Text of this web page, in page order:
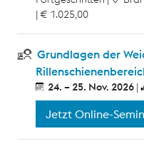
€ 1.025,00
Grundlagen der
24. – 25. Nov. 2026
Jetzt Online-